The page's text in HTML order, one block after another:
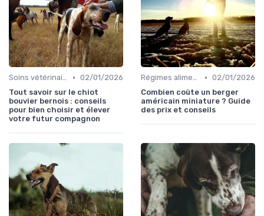
Soins vétérinaires pour chiens de chasse • 02/01/2026
Tout savoir sur le chiot
bouvier bernois : conseils
pour bien choisir et élever
votre futur compagnon
Régimes alimentaires spécifiques • 02/01/2026
Combien coûte un berger
américain miniature ? Guide
des prix et conseils